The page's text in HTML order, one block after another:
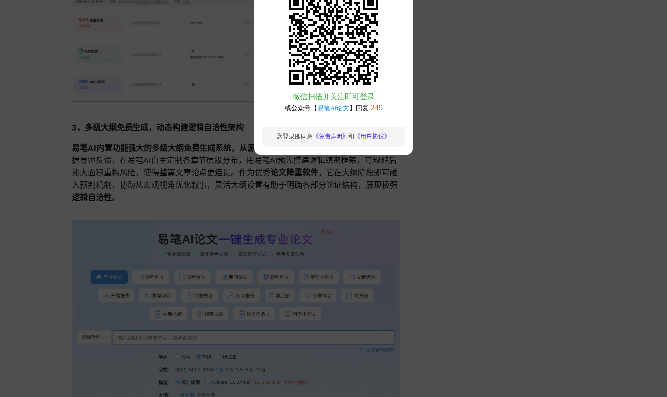
3，多级大纲免费生成，动态构建逻辑自洽性架构
易笔AI内置功能强大的多级大纲免费生成系统，从源头提升论文ai生成内容独特性
据导师反馈，在易笔AI自主定制各章节层级分布，用易笔AI预先搭建逻辑缜密框架，可规避后
期大面积重构风险，使得整篇文章论点更连贯。作为优秀论文降重软件，它在大纲阶段即可融
入预判机制，协助从宏观视角优化叙事，灵活大纲设置有助于明确各部分论证结构，展现极强
逻辑自洽性。
您登录即同意 《免责声明》 和 《用户协议》